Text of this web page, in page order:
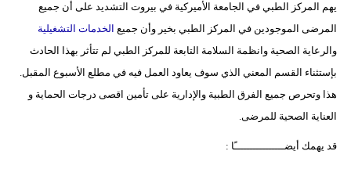
مدوَّنات
أبراج
فيديو
يهم المركز الطبي في الجامعة الأميركية في بيروت التشديد على أن جميع
المرضى الموجودين في المركز الطبي بخير وأن جميع الخدمات التشغيلية
والرعاية الصحية وانظمة السلامة التابعة للمركز الطبي لم تتأثر بهذا الحادث
بإستثناء القسم المعني الذي سوف يعاود العمل فيه في مطلع الأسبوع المقبل.
هذا وتحرص جميع الفرق الطبية والإدارية على تأمين اقصى درجات الحماية و
العناية الصحية للمرضى.
قد يهمك أيضــــــــــــــــًا :